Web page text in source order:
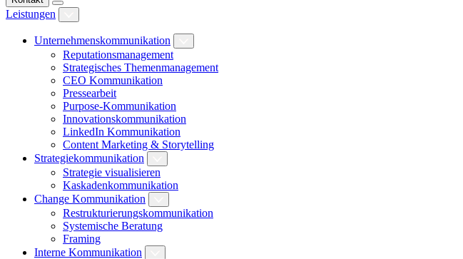
Leistungen
Unternehmenskommunikation
Reputationsmanagement
Strategisches Themenmanagement
CEO Kommunikation
Pressearbeit
Purpose-Kommunikation
Innovationskommunikation
LinkedIn Kommunikation
Content Marketing & Storytelling
Strategiekommunikation
Strategie visualisieren
Kaskadenkommunikation
Change Kommunikation
Restrukturierungskommunikation
Systemische Beratung
Framing
Interne Kommunikation